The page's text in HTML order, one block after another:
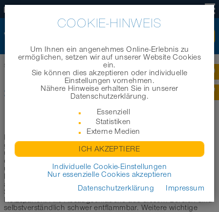
Startseite Branchenbereiche |
SCHLÄUCHE FÜR DIE
HOLZBEARBEITUNG
In diesem Bereich möchten wir Sie bei der Auswahl des
geeigneten Schlauchs zum Einsatz in der Holzbearbeitung
unterstützen. Im Folgenden haben wir eine erste Auswahl
der geeignetsten Schläuche zur Holzstaubabsaugung aus
unserem Schlauchsortiment für Sie zusammengestellt. Die
hier aufgeführten Produkte eignen sich für die Verwendung
an CNC-Maschinen, Sägen, Holzbearbeitungsmaschinen,
Schleifmaschinen und zur Absaugung von Holzstaub und
Holzspänen. Alle Absaugschläuche aus diesem Bereich sind
selbstverständlich schwer entflammbar. Weitere wichtige
COOKIE-HINWEIS
Um Ihnen ein angenehmes Online-Erlebnis zu
ermöglichen, setzen wir auf unserer Website Cookies
ein.
Sie können dies akzeptieren oder individuelle
Einstellungen vornehmen.
Nähere Hinweise erhalten Sie in unserer
Datenschutzerklärung.
Essenziell
Statistiken
Externe Medien
ICH AKZEPTIERE
Individuelle Cookie-Einstellungen
Nur essenzielle Cookies akzeptieren
Datenschutzerklärung
Impressum